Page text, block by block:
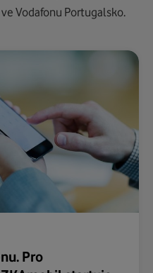
Vodafonu Portugalsko.
Pro